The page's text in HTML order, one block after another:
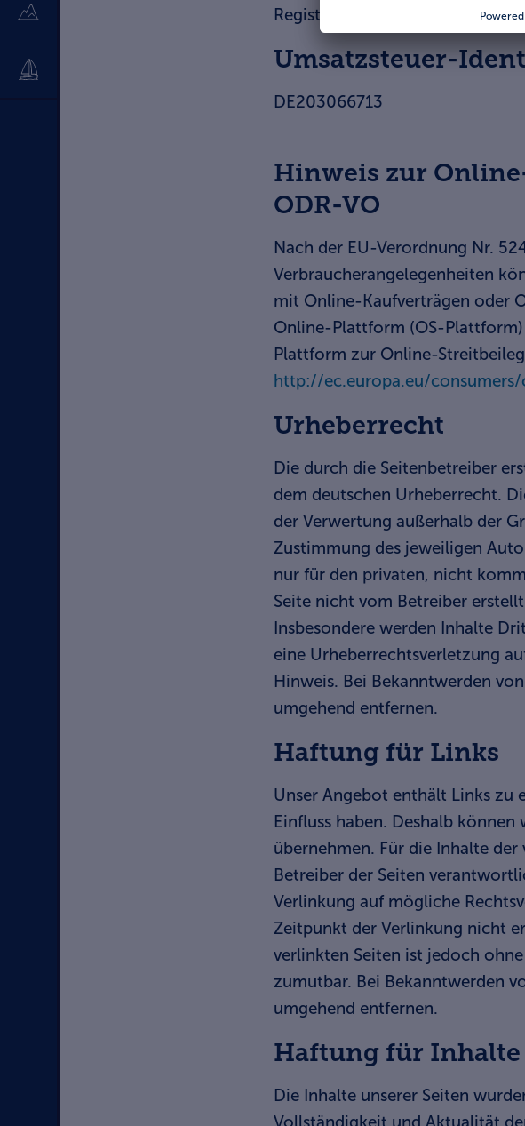
Registernummer: HRB 130 390
Umsatzsteuer-
DE203066713
Hinweis zur
ODR-VO
Nach der EU-Verordnung Nr.
Verbraucherangelegenheiten
mit Online-Kaufverträgen oder
Online-Plattform (OS-
Plattform zur Online-
http://ec.europa.eu/
Urheberrecht
Die durch die Seitenbetreiber
dem deutschen Urheberrecht.
der Verwertung außerhalb der
Zustimmung des jeweiligen
nur für den privaten, nicht
Seite nicht vom Betreiber
Insbesondere werden Inhalte
eine Urheberrechtsverletzung
Hinweis. Bei Bekanntwerden
umgehend entfernen.
Haftung für Links
Unser Angebot enthält Links zu
Einfluss haben. Deshalb
übernehmen. Für die Inhalte
Betreiber der Seiten
Verlinkung auf mögliche
Zeitpunkt der Verlinkung nicht
verlinkten Seiten ist jedoch
zumutbar. Bei Bekanntwerden
umgehend entfernen.
Haftung für Inhalte
Die Inhalte unserer Seiten